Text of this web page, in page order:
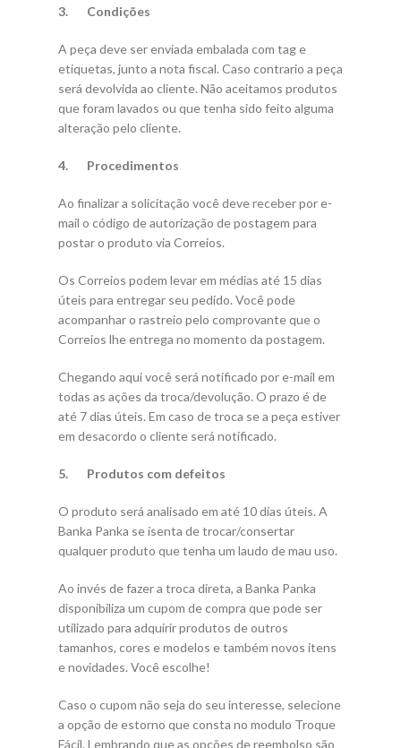
3. Condições
A peça deve ser enviada embalada com tag e
etiquetas, junto a nota fiscal. Caso contrario a peça
será devolvida ao cliente. Não aceitamos produtos
que foram lavados ou que tenha sido feito alguma
alteração pelo cliente.
4. Procedimentos
Ao finalizar a solicitação você deve receber por e-
mail o código de autorização de postagem para
postar o produto via Correios.
Os Correios podem levar em médias até 15 dias
úteis para entregar seu pedido. Você pode
acompanhar o rastreio pelo comprovante que o
Correios lhe entrega no momento da postagem.
Chegando aqui você será notificado por e-mail em
todas as ações da troca/devolução. O prazo é de
até 7 dias úteis. Em caso de troca se a peça estiver
em desacordo o cliente será notificado.
5. Produtos com defeitos
O produto será analisado em até 10 dias úteis. A
Banka Panka se isenta de trocar/consertar
qualquer produto que tenha um laudo de mau uso.
Ao invés de fazer a troca direta, a Banka Panka
disponibiliza um cupom de compra que pode ser
utilizado para adquirir produtos de outros
tamanhos, cores e modelos e também novos itens
e novidades. Você escolhe!
Caso o cupom não seja do seu interesse, selecione
a opção de estorno que consta no modulo Troque
Fácil. Lembrando que as opções de reembolso são